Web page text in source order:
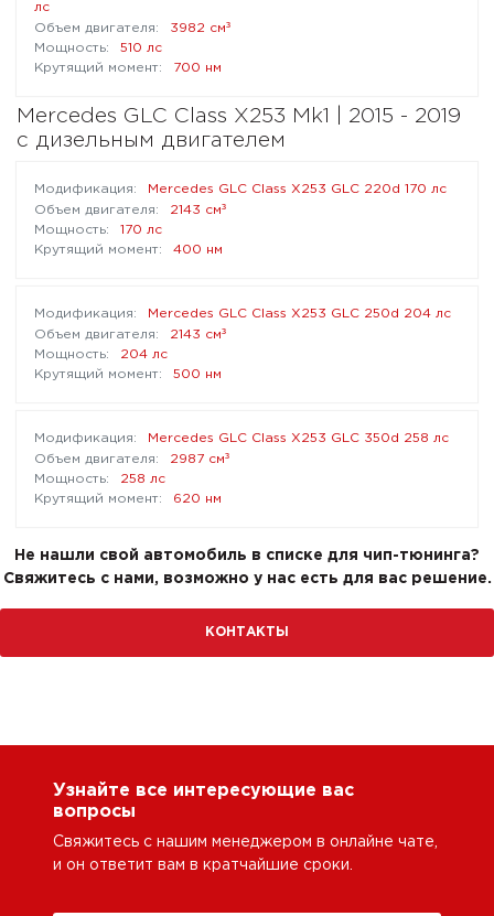
лс
3982 см³
510 лс
700 нм
Mercedes GLC Class X253 Mk1 | 2015 - 2019
с дизельным двигателем
Mercedes GLC Class X253 GLC 220d 170 лс
2143 см³
170 лс
400 нм
Mercedes GLC Class X253 GLC 250d 204 лс
2143 см³
204 лс
500 нм
Mercedes GLC Class X253 GLC 350d 258 лс
2987 см³
258 лс
620 нм
Не нашли свой автомобиль в списке для чип-тюнинга?
Свяжитесь с нами, возможно у нас есть для вас решение.
КОНТАКТЫ
Узнайте все интересующие вас
вопросы
Свяжитесь с нашим менеджером в онлайне чате,
и он ответит вам в кратчайшие сроки.